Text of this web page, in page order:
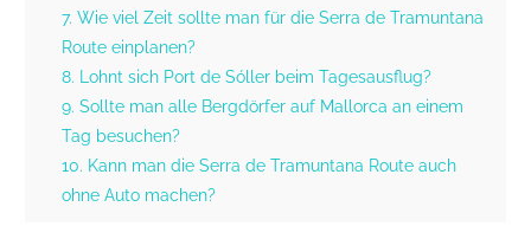
7. Wie viel Zeit sollte man für die Serra de Tramuntana
Route einplanen?
8. Lohnt sich Port de Sóller beim Tagesausflug?
9. Sollte man alle Bergdörfer auf Mallorca an einem
Tag besuchen?
10. Kann man die Serra de Tramuntana Route auch
ohne Auto machen?